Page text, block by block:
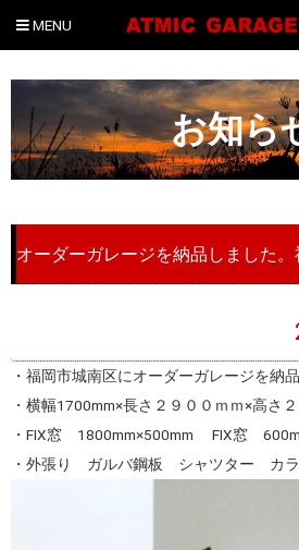
MENU
お知ら
オーダーガレージを納品しました
・福岡市城南区にオーダーガレージを納品
・横幅1700mm×長さ２９００ｍｍ×高さ
・FIX窓 1800mm×500mm FIX窓
・外張り ガルバ鋼板 シャツター カ